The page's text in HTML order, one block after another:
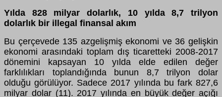
Yılda 828 milyar dolarlık, 10 yılda 8,7 trilyon
dolarlık bir illegal finansal akım
Bu çerçevede 135 azgelişmiş ekonomi ve 36 gelişkin
ekonomi arasındaki toplam dış ticaretteki 2008-2017
dönemini kapsayan 10 yılda elde edilen değer
farklılıkları toplandığında bunun 8,7 trilyon dolar
olduğu görülüyor. Sadece 2017 yılında bu fark 827,6
milyar dolar (11). 2017 yılında en büyük değer açığı